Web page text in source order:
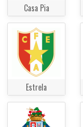
Casa Pia
Estrela